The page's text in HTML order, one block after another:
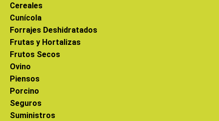
Cereales
Cunícola
Forrajes Deshidratados
Frutas y Hortalizas
Frutos Secos
Ovino
Piensos
Porcino
Seguros
Suministros